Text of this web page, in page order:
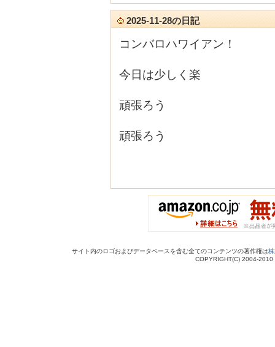
2025-11-28の日記
コンバロハワイアン！
今日は少しく楽
頑張ろう
頑張ろう
サイト内のロゴおよびデータベースを含む全てのコンテンツの著作権は
COPYRIGHT(C) 2004-